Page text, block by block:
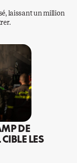
laissant un million
DE
LES